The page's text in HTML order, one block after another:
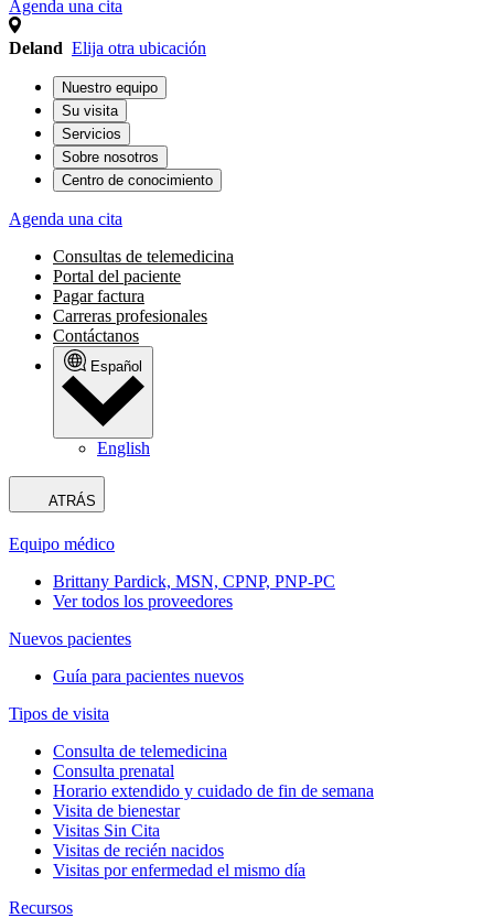
Agenda una cita
Deland Elija otra ubicación
Nuestro equipo
Su visita
Servicios
Sobre nosotros
Centro de conocimiento
Agenda una cita
Consultas de telemedicina
Portal del paciente
Pagar factura
Carreras profesionales
Contáctanos
Español
English
ATRÁS
Equipo médico
Brittany Pardick, MSN, CPNP, PNP-PC
Ver todos los proveedores
Nuevos pacientes
Guía para pacientes nuevos
Tipos de visita
Consulta de telemedicina
Consulta prenatal
Horario extendido y cuidado de fin de semana
Visita de bienestar
Visitas Sin Cita
Visitas de recién nacidos
Visitas por enfermedad el mismo día
Recursos